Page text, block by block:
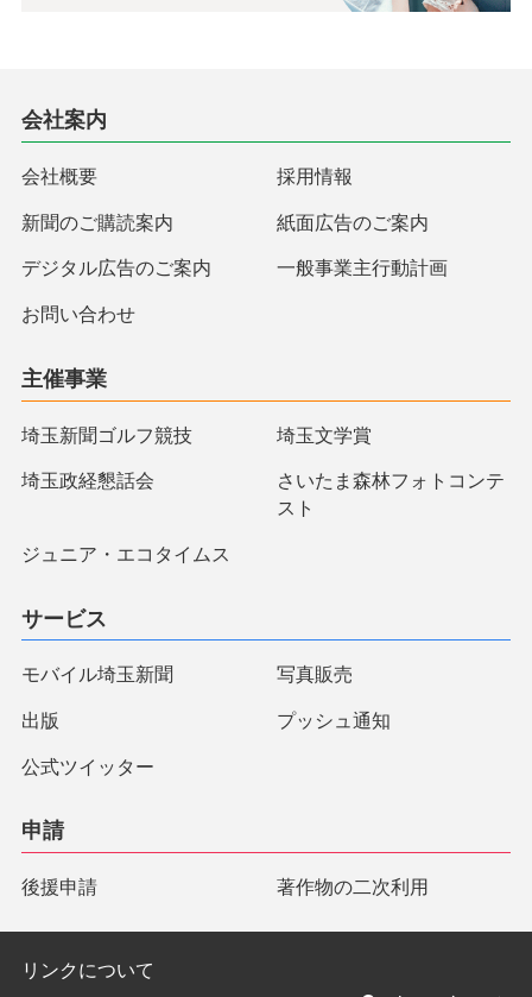
会社案内
会社概要 採用情報
新聞のご購読案内 紙面広告のご案内
デジタル広告のご案内 一般事業主行動計画
お問い合わせ
主催事業
埼玉新聞ゴルフ競技 埼玉文学賞
埼玉政経懇話会
さいたま森林フォトコンテ
スト
ジュニア・エコタイムス
サービス
モバイル埼玉新聞 写真販売
出版 プッシュ通知
公式ツイッター
申請
後援申請 著作物の二次利用
リンクについて